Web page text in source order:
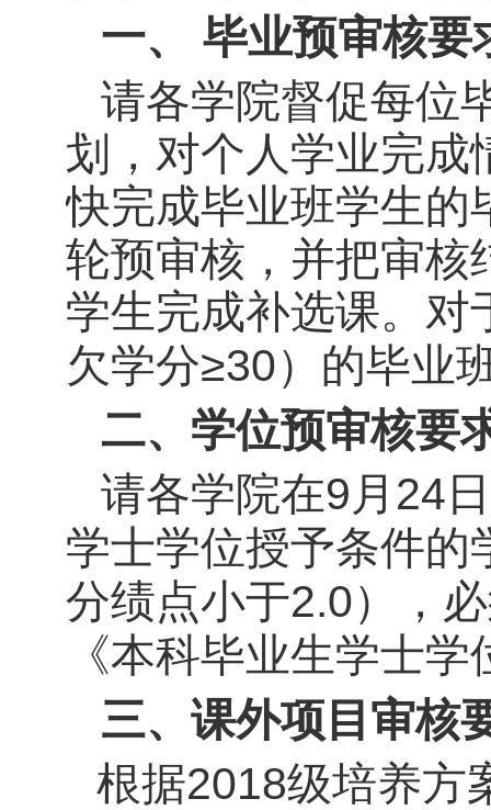
一、 毕业预审核要
请各学院督促每位
划，对个人学业完成
快完成毕业班学生的
轮预审核， 并把审核
学生完成补选课。对
欠学分≥30）的毕业
二、学位预审核要
请各学院在9月 24
学士学位授予条件的
分绩点小于2.0），
《本科毕业生学士
三、课外项目审核
根据2018级培养方